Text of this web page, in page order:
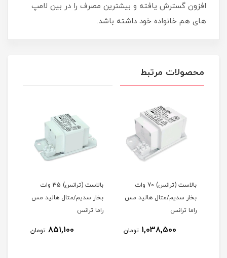
افزون گسترش یافته و بیشترین مصرف را در بین لامپ
های هم خانواده خود داشته باشد.
محصولات مرتبط
بالاست (ترانس) 70 وات
بخار سدیم/متال هالید مس
راما ترانس
1,038,500 تومان
بالاست (ترانس) 35 وات
بخار سدیم/متال هالید مس
راما ترانس
851,100 تومان